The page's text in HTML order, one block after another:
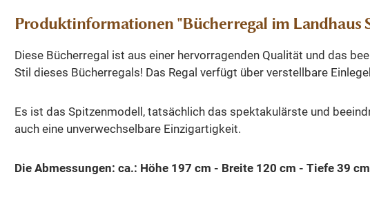
Produktinformationen "Bücherregal im Landhaus
Diese Bücherregal ist aus einer hervorragenden Qualität und das
Stil dieses Bücherregals! Das Regal verfügt über verstellbare
Es ist das Spitzenmodell, tatsächlich das spektakulärste und
auch eine unverwechselbare Einzigartigkeit.
Die Abmessungen: ca.: Höhe 197 cm - Breite 120 cm - Tiefe 39